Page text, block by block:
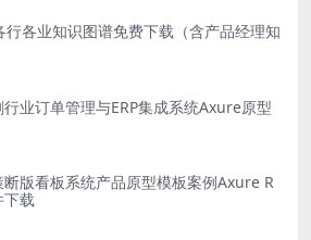
行各业知识图谱免费下载（含产品经理知
业订单管理与ERP集成系统Axure原型
断版看板系统产品原型模板案例Axure R
下载